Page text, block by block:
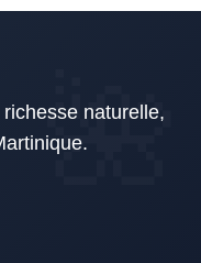
naturelle,